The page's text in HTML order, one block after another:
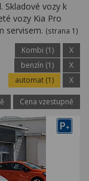
Skladové vozy k
vozy Kia Pro
servisem. (strana 1)
Kombi (1)
X
benzín (1)
X
automat (1)
X
Cena vzestupně
P+